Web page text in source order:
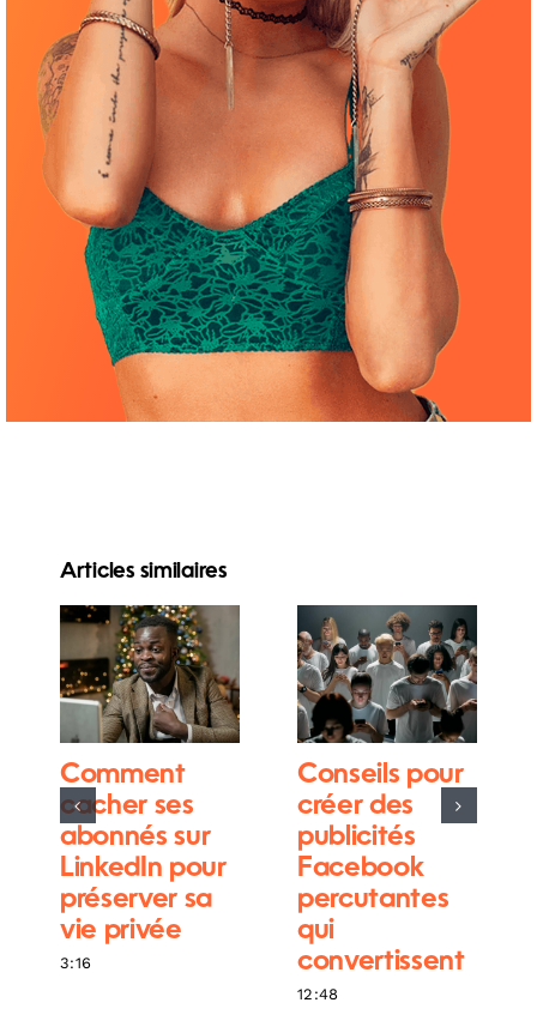
Articles similaires
Comment
cacher ses
abonnés sur
LinkedIn pour
préserver sa
vie privée
3:16
Conseils pour
créer des
publicités
Facebook
percutantes
qui
convertissent
12:48